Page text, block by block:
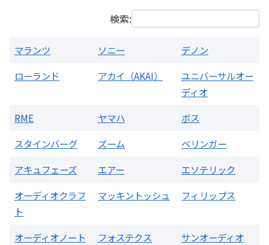
検索:
マランツ ソニー
デノン
ローランド
アカイ（AKAI）
ユニバーサルオー
ディオ
RME
ヤマハ
ボス
スタインバーグ
ズーム
ベリンガー
アキュフェーズ
エアー
エソテリック
オーディオクラフ
ト
マッキントッシュ フィリップス
オーディオノート フォステクス サンオーディオ